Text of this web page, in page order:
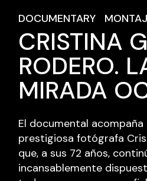
DOCUMENTARY
CRISTINA
RODERO.
MIRADA
El documental acompaña
prestigiosa fotógrafa
que, a sus 72 años,
incansablemente